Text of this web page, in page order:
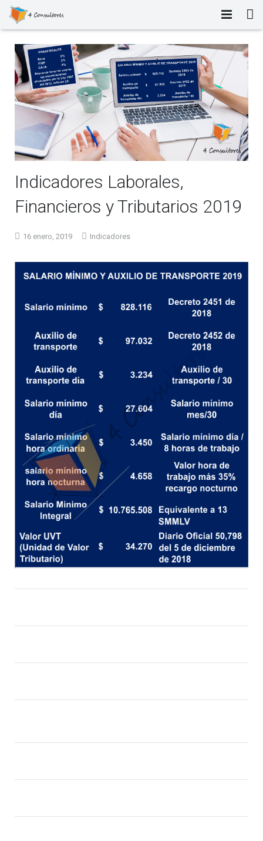
INICIO
NOSOTROS
PORTAFOLIO DE SERVICIOS
TALLERES
BLOG
FORO
CONTACTO
Indicadores Laborales,
Financieros y Tributarios 2019
16 enero, 2019 Indicadores